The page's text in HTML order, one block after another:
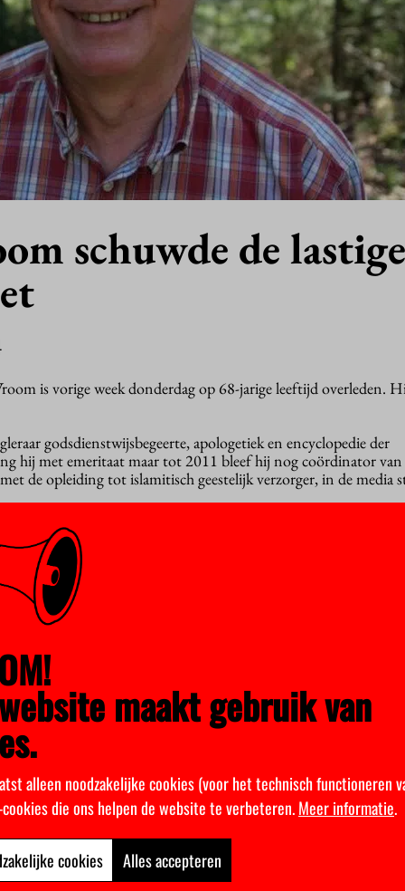
schuwde de lastige
is vorige week donderdag op 68-jarige leeftijd overleden.
godsdienstwijsbegeerte, apologetiek en encyclopedie der
hij met emeritaat maar tot 2011 bleef hij nog coördinator
de opleiding tot islamitisch geestelijk verzorger, in de media
gebied van de interreligieuze dialoog, die de lastige vragen niet
met elkaar niet verder komt dan het eten van couscous
wordt het toeristentheologie”, zei hij in 2009 op een
Societal Impact Award
werk’.
elkaar nodig
overeenkomsten tussen boeddhisme en christendom,
toen tegen Advalvas. “Natuurlijk is het belangrijk om te
is minstens zo belangrijk te weten met welke aspecten we
overeenkomsten zijn, wordt je ongeloofwaardig. Alleen al
anders.”
nodig, vond Vroom. “Levensbeschouwingen en religies
en dus in de samenleving. De overheid kan dat niet
het leven; het één kan niet zonder het ander. De scheiding
staat en religie. Waarom zou je religies geen positieve rol
maakt gebruik van
alleen noodzakelijke cookies (voor het technisch functioneren
die ons helpen de website te verbeteren.Meer informatie.
cookies Alles accepteren